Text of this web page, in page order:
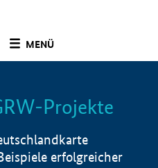
MENÜ
Info
Projekte
erfolgreicher